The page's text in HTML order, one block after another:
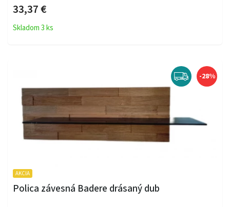
33,37 €
Skladom 3 ks
-28%
AKCIA
Polica závesná Badere drásaný dub